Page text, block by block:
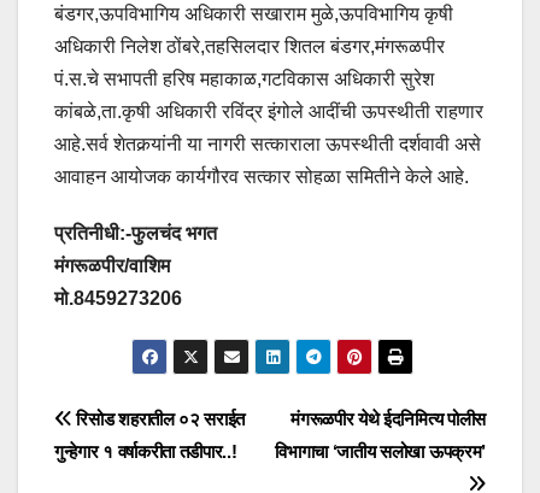
बंडगर,ऊपविभागिय अधिकारी सखाराम मुळे,ऊपविभागिय कृषी
अधिकारी निलेश ठोंबरे,तहसिलदार शितल बंडगर,मंगरूळपीर
पं.स.चे सभापती हरिष महाकाळ,गटविकास अधिकारी सुरेश
कांबळे,ता.कृषी अधिकारी रविंद्र इंगोले आदींची ऊपस्थीती राहणार
आहे.सर्व शेतकर्‍यांनी या नागरी सत्काराला ऊपस्थीती दर्शवावी असे
आवाहन आयोजक कार्यगौरव सत्कार सोहळा समितीने केले आहे.
प्रतिनीधी:-फुलचंद भगत
मंगरूळपीर/वाशिम
मो.8459273206
मंगरूळपीर येथे ईदनिमित्य पोलीस
विभागाचा ‘जातीय सलोखा ऊपक्रम’
रिसोड शहरातील ०२ सराईत
गुन्हेगार १ वर्षाकरीता तडीपार..!